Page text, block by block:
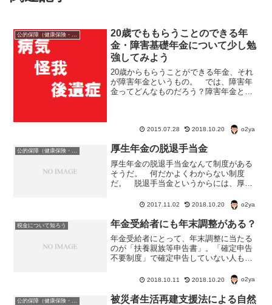
20歳でももらうことのできる年
金・障害基礎年金について少し勉
強してみよう
20歳からもらうことができる年金、それ
が障害年金というもの。 では、障害年
金ってどんなものだろう？障害年金と
対して支給される公的年金の...
2015.07.28 2018.10.20 o2ya
厚生年金の脱退手当金
厚生年金の脱退手当金なんて制度がある
そうだ。 何だかよくわからない制度
だ。 脱退手当金というからには、厚生
てもらうってことだと思うけど。 国民
年金になるしろ、再就職で厚生年金にな
るにしろ、掛け金は老齢年金...
2017.11.02 2018.10.20 o2ya
税金について知ろう 年金受給者にも年末調整がある？
年金受給者にとって、年末調整に当たる
のが「扶養親族等申告書」。「確定申告
不要制度」で確定申告していない人も、
万円以上の老齢年金を受け取っている人
は、「扶養親族等申告書」を返送しない
と、高い税金を払うことになる。
2018.10.11 2018.10.20 o2ya
被災者生活再建支援法による自然